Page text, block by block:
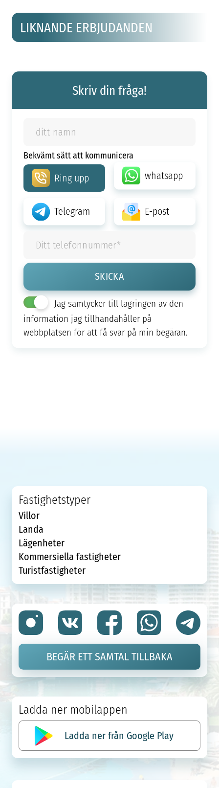
LIKNANDE ERBJUDANDEN
Skriv din fråga!
Bekvämt sätt att kommunicera
Ring upp whatsapp
Telegram E-post
Jag samtycker till lagringen av den
information jag tillhandahåller på
webbplatsen för att få svar på min begäran.
Ladda ner mobilappen
Ladda ner från Google Play
Fastighetstyper
Villor
Landa
Lägenheter
Kommersiella fastigheter
Turistfastigheter
BEGÄR ETT SAMTAL TILLBAKA